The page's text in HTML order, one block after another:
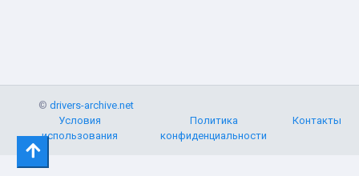
©drivers-archive.net
Условия
использования
Политика
конфиденциальности
Контакты